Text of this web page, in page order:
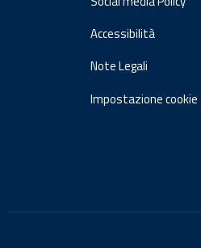
Accessibilità
Note Legali
Impostazione cookie